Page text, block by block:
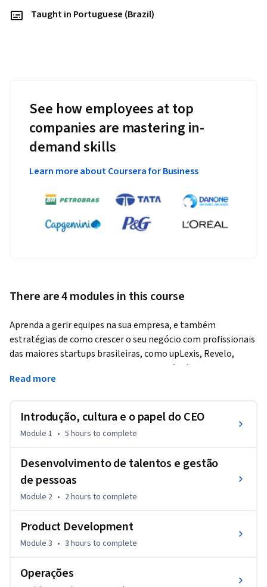
Taught in Portuguese (Brazil)
See how employees at top
companies are mastering in-
demand skills
Learn more about Coursera for Business
There are 4 modules in this course
Aprenda a gerir equipes na sua empresa, e também
estratégias de como crescer o seu negócio com profissionais
das maiores startups brasileiras, como upLexis, Revelo,
Playax e Beleza na Web. Neste curso você irá entender mais
sobre como escalar, como criar e manter a cultura, como ser
produtos e como cuidar da operação da sua empresa.
Neste curso serão abordados os seguintes temas:
- Missão e cultura da empresa, o que são e como definir
- Quando e como contratar
- CEO e liderança
- Como ser produtivo
- Como motivar e formar equipes
- Qualidade de vida no trabalho
- Scrum, Kanban, Design Sprint e Design Thinking
Read more
Introdução, cultura e o papel do CEO
Module 1 • 5 hours to complete
Desenvolvimento de talentos e gestão
de pessoas
Module 2 • 2 hours to complete
Product Development
Module 3 • 3 hours to complete
Operações